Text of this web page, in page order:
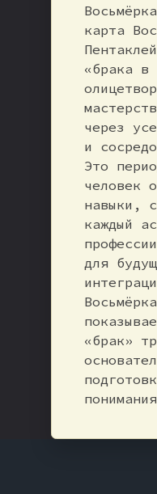
карта
«брака в
через
и
Это
человек
навыки,
каждый
для
«брак»